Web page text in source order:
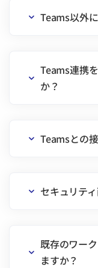
Teams以外
Teams連携
か？
Teamsとの
セキュリテ
既存のワー
ますか？